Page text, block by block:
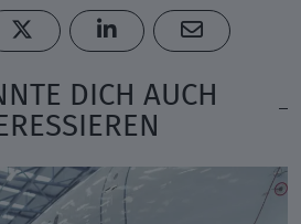
DICH AUCH